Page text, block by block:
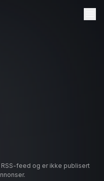
feed og er ikke publisert